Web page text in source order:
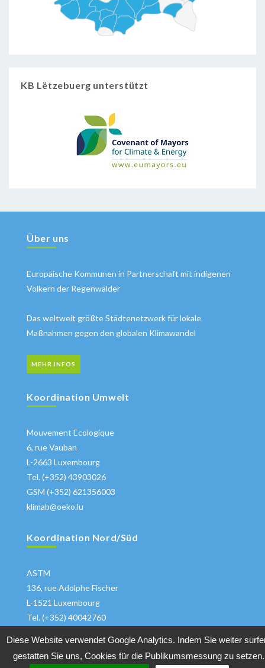
KB Lëtzebuerg unterstützt
Über uns
Europäische Kommunen in Partnerschaft mit indigenen
Völkern der Regenwälder
Das weltweit größte Städtenetzwerk für lokale
Maßnahmen gegen den globalen Klimawandel
MEHR INFOS
Koordination Umwelt
Mouvement Ecologique
6, rue Vauban
L-2663 Luxembourg
Tel. (+352) 43903026
GSM (+352) 621356003
klimab@oeko.lu
Koordination Nord/Süd
ASTM
136, rue Adolphe Fischer
L-1521 Luxembourg
Tel. (+352) 40042760
Diese Website verwendet Google Analytics. Indem Sie weiter
gestatten Sie uns, Cookies für die Publikumsmessung zu setzen.